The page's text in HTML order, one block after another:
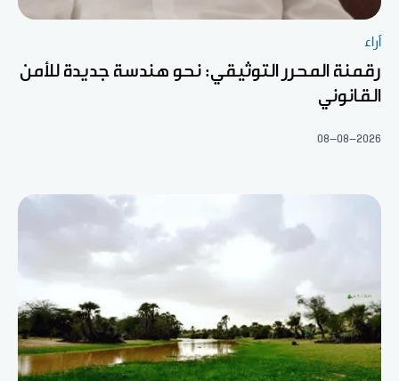
آراء
رقمنة المحرر التوثيقي: نحو هندسة جديدة للأمن
القانوني
08-08-2026